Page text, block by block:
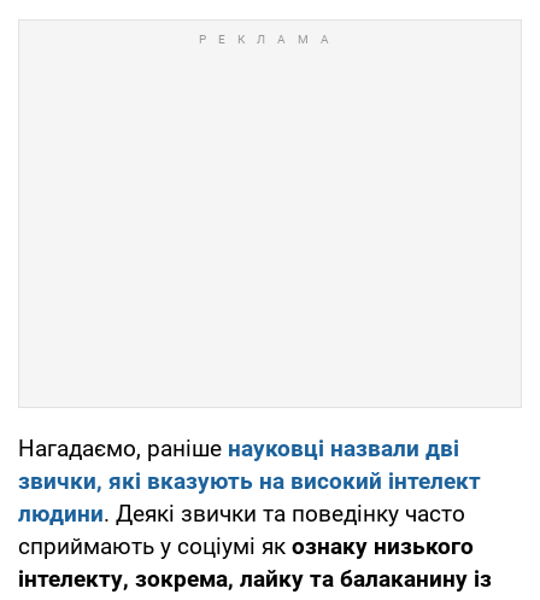
Нагадаємо, раніше науковці назвали дві
звички, які вказують на високий інтелект
людини. Деякі звички та поведінку часто
сприймають у соціумі як ознаку низького
інтелекту, зокрема, лайку та балаканину із